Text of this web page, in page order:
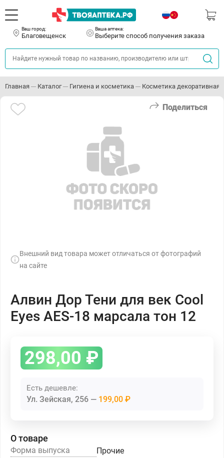
Ваш город:
Благовещенск
Ваша аптека:
Выберите способ получения заказа
Главная Каталог Гигиена и косметика Косметика декоративная
Поделиться
Внешний вид товара может отличаться от фотографий
на сайте
Алвин Дор Тени для век Cool
Eyes AES-18 марсала тон 12
298,00 ₽
Есть дешевле:
Ул. Зейская, 256 199,00 ₽
О товаре
Форма выпуска
Прочие